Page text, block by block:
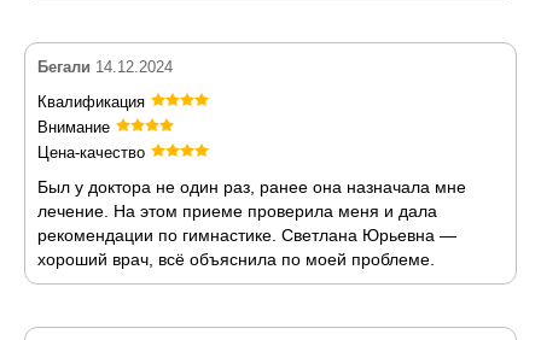
Бегали 14.12.2024
Квалификация
Внимание
Цена-качество
Был у доктора не один раз, ранее она назначала мне
лечение. На этом приеме проверила меня и дала
рекомендации по гимнастике. Светлана Юрьевна —
хороший врач, всё объяснила по моей проблеме.